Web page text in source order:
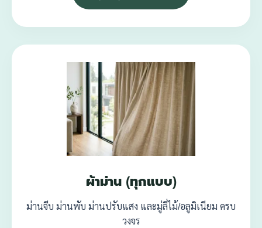
ผ้าม่าน (ทุกแบบ)
ม่านจีบ ม่านพับ ม่านปรับแสง และมู่ลี่ไม้/อลูมิเนียม ครบ
วงจร